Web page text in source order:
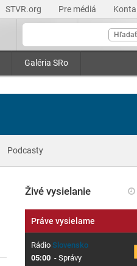
STVR.org Pre médiá
Hľadať
Galéria SRo
Podcasty
Živé vysielanie
Práve vysielame
RádioSlovensko
05:00 - Správy